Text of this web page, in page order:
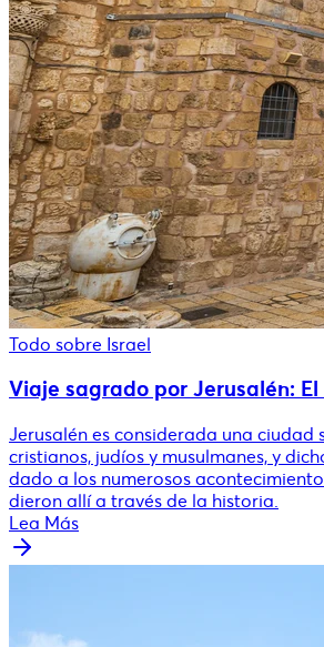
Todo sobre Israel
Viaje sagrado por Jerusalén:
Jerusalén es considerada una ciudad
cristianos, judíos y musulmanes, y
dado a los numerosos
dieron allí a través de la historia.
Lea Más